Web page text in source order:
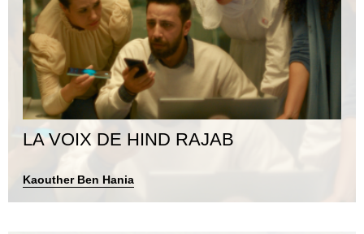
LA VOIX DE HIND RAJAB
Kaouther Ben Hania